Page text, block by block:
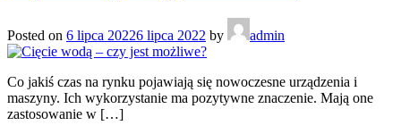
Posted on 6 lipca 20226 lipca 2022 by admin
Co jakiś czas na rynku pojawiają się nowoczesne urządzenia i
maszyny. Ich wykorzystanie ma pozytywne znaczenie. Mają one
zastosowanie w […]